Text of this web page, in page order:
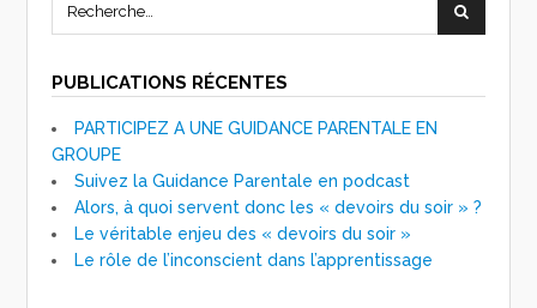
PUBLICATIONS RÉCENTES
PARTICIPEZ A UNE GUIDANCE PARENTALE EN
GROUPE
Suivez la Guidance Parentale en podcast
Alors, à quoi servent donc les « devoirs du soir » ?
Le véritable enjeu des « devoirs du soir »
Le rôle de l’inconscient dans l’apprentissage